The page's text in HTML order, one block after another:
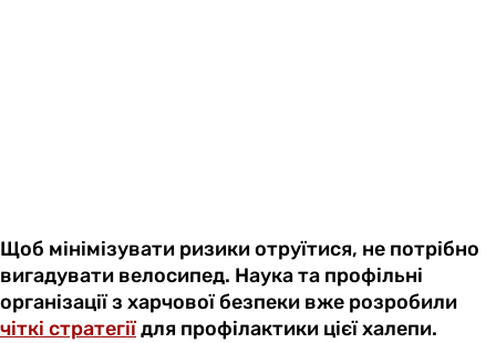
Щоб мінімізувати ризики отруїтися, не потрібно
вигадувати велосипед. Наука та профільні
організації з харчової безпеки вже розробили
чіткі стратегіїдля профілактики цієї халепи.